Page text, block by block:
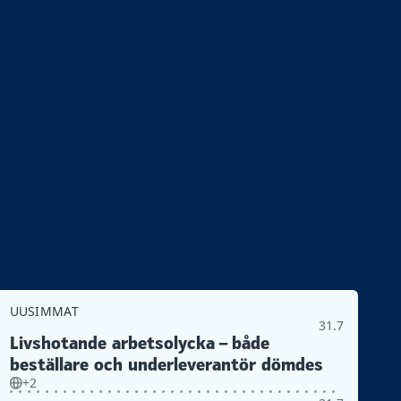
UUSIMMAT
31.7
Livshotande arbetsolycka – både
beställare och underleverantör dömdes
+2